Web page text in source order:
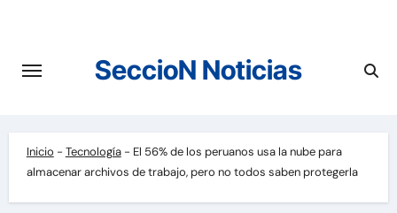
contenido
SeccioN Noticias
Inicio - Tecnología- El 56% de los peruanos usa la nube para
almacenar archivos de trabajo, pero no todos saben protegerla